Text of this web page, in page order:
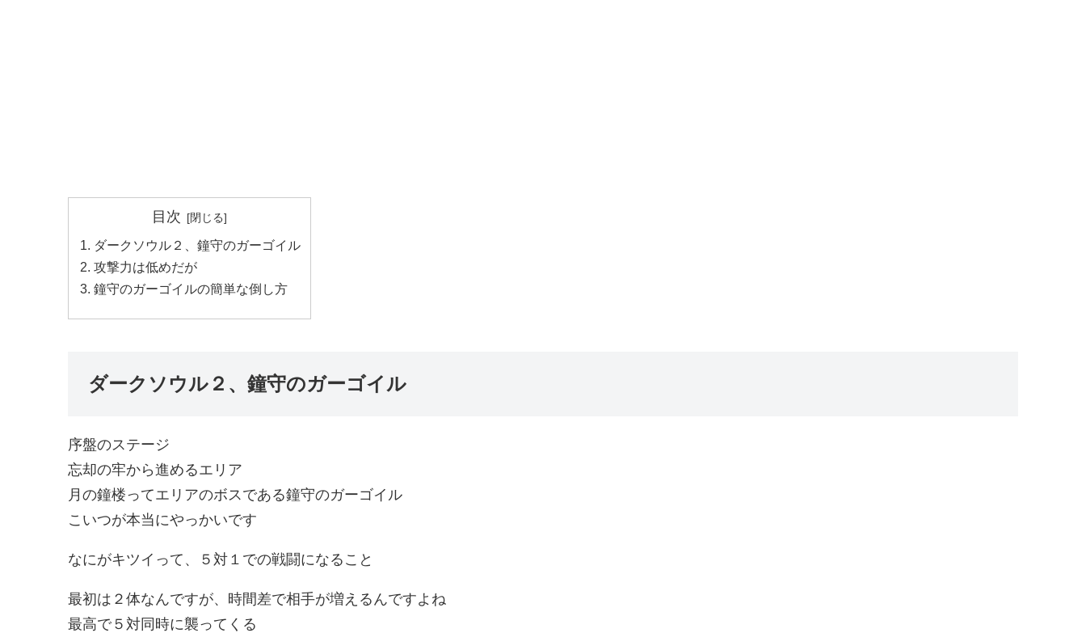
目次
ダークソウル２、鐘守のガーゴイル
攻撃力は低めだが
鐘守のガーゴイルの簡単な倒し方
ダークソウル２、鐘守のガーゴイル
序盤のステージ
忘却の牢から進めるエリア
月の鐘楼ってエリアのボスである鐘守のガーゴイル
こいつが本当にやっかいです
なにがキツイって、５対１での戦闘になること
最初は２体なんですが、時間差で相手が増えるんですよね
最高で５対同時に襲ってくる